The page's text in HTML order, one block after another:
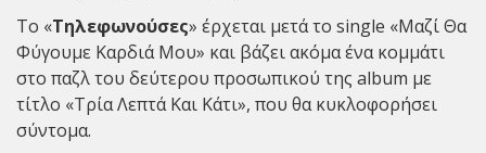
Το «Τηλεφωνούσες» έρχεται μετά το single «Μαζί Θα
Φύγουμε Καρδιά Μου» και βάζει ακόμα ένα κομμάτι
στο παζλ του δεύτερου προσωπικού της album με
τίτλο «Τρία Λεπτά Και Κάτι», που θα κυκλοφορήσει
σύντομα.